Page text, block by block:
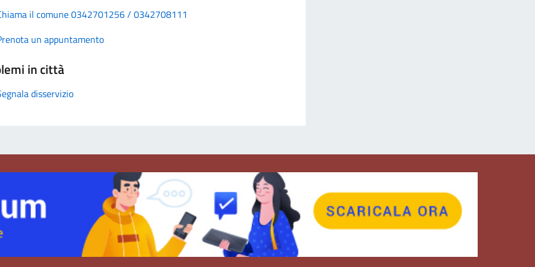
il comune 0342701256 / 0342708111
un appuntamento
in città
disservizio